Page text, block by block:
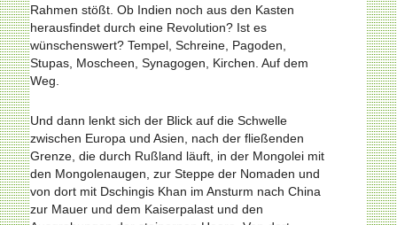
Rahmen stößt. Ob Indien noch aus den Kasten
herausfindet durch eine Revolution? Ist es
wünschenswert? Tempel, Schreine, Pagoden,
Stupas, Moscheen, Synagogen, Kirchen. Auf dem
Weg.
Und dann lenkt sich der Blick auf die Schwelle
zwischen Europa und Asien, nach der fließenden
Grenze, die durch Rußland läuft, in der Mongolei mit
den Mongolenaugen, zur Steppe der Nomaden und
von dort mit Dschingis Khan im Ansturm nach China
zur Mauer und dem Kaiserpalast und den